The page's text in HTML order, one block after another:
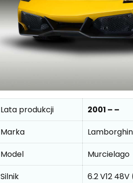
Lata produkcji
2001 – –
Marka
Model
Murcielago
Silnik
6.2 V12